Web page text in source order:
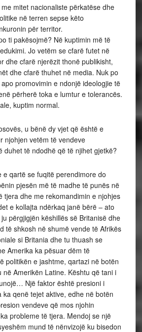
mitet nacionaliste përkatëse dhe
në terren sepse këto
për territor.
ti pakësojmë? Në kuptimin më të
Jo vetëm se cfarë futet në
dhe cfarë njerëzit thonë publikisht,
dhe cfarë thuhet në media. Nuk po
promovimin e ndonjë ideologjie të
përherë toka e lumtur e tolerancës.
kuptim normal.
u bënë dy vjet që është e
njohjen vetëm të vendeve
duhet të ndodhë që të njihet gjetkë?
e qartë se fuqitë perendimore do
pjesën më të madhe të punës në
tjera dhe me rekomandimin e njohjes
e kollajta ndërkaq janë bërë – ato
përgjigjën këshillës së Britanisë dhe
të shkosh në shumë vende të Afrikës
si Britania dhe tu thuash se
Amerika ka pësuar dëm të
politikën e jashtme, qartazi në botën
në Amerikën Latine. Kështu që tani i
Një faktor është presioni i
ka qenë tejet aktive, edhe në botën
vendeve që mos njohin
probleme të tjera. Mendoj se një
mund të nënvizojë ku bisedon